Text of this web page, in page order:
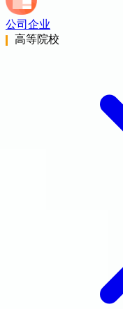
公司企业
高等院校